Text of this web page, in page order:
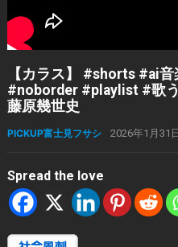
【カラス】 #shorts #ai
#noborder #playlist #歌
藤原幾世史
PICKUP富士見フサシ 2026年1月31日
Spread the love